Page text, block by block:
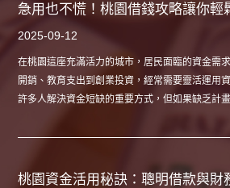
2025-09-12
在桃園這座充滿活力的城市，居民面臨的資金需
開銷、教育支出到創業投資，經常需要靈活運用
許多人解決資金短缺的重要方式，但如果缺乏計
資金管理技巧，對每位居民而言都是必要知識。